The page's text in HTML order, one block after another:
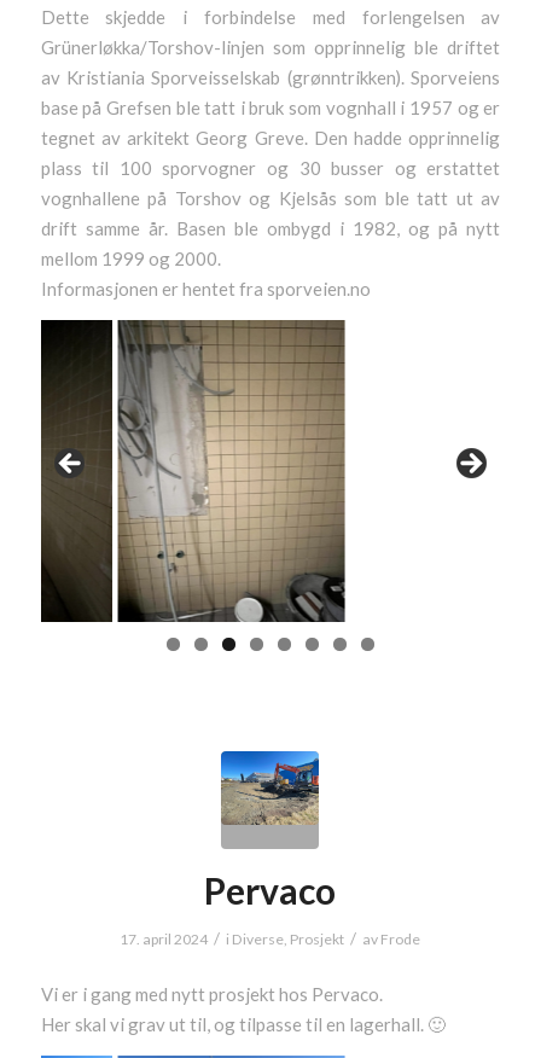
Dette skjedde i forbindelse med forlengelsen av
Grünerløkka/Torshov-linjen som opprinnelig ble driftet
av Kristiania Sporveisselskab (grønntrikken). Sporveiens
base på Grefsen ble tatt i bruk som vognhall i 1957 og er
tegnet av arkitekt Georg Greve. Den hadde opprinnelig
plass til 100 sporvogner og 30 busser og erstattet
vognhallene på Torshov og Kjelsås som ble tatt ut av
drift samme år. Basen ble ombygd i 1982, og på nytt
mellom 1999 og 2000.
Informasjonen er hentet fra sporveien.no
Pervaco
17. april 2024 / i Diverse, Prosjekt / av Frode
Vi er i gang med nytt prosjekt hos Pervaco.
Her skal vi grav ut til, og tilpasse til en lagerhall. 🙂